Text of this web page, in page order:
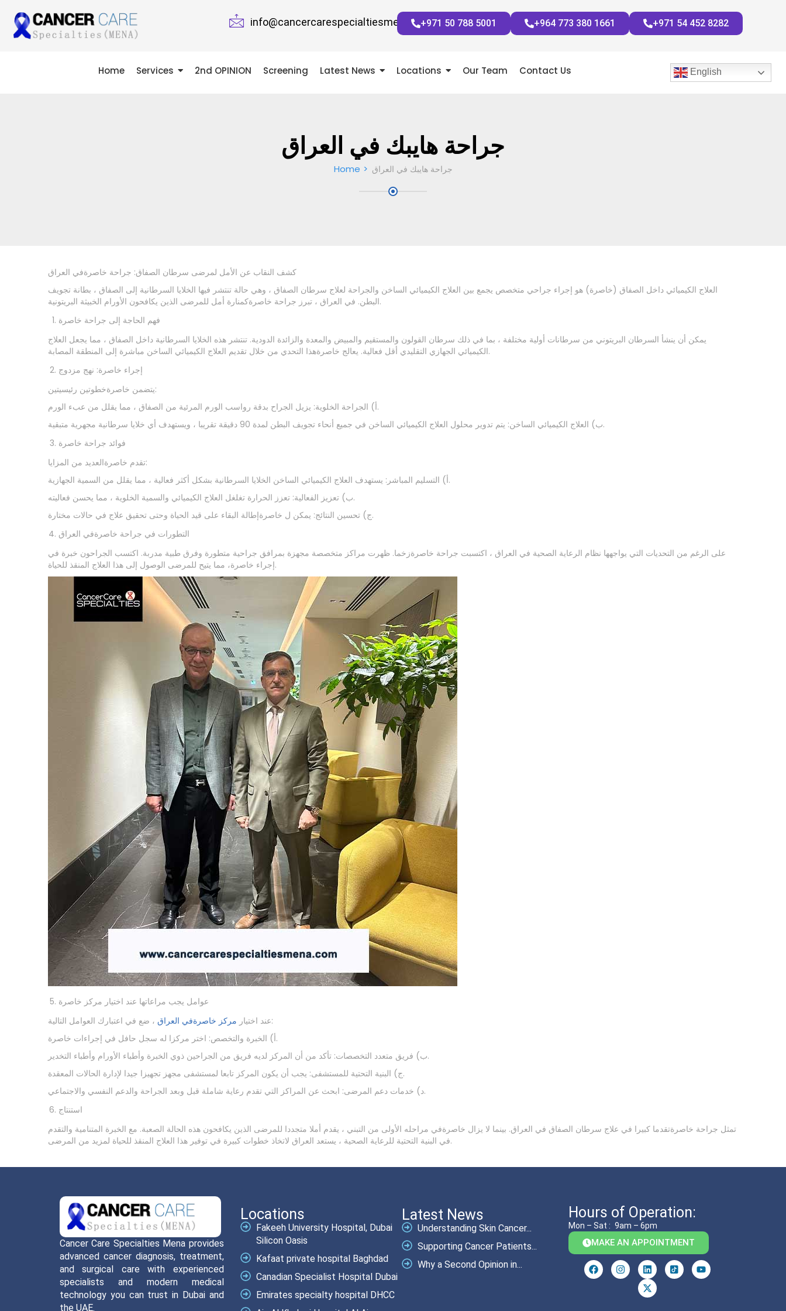
info@cancercarespecialtiesmena.com+971 50 788 5001 +964 773 380 1661 +971 54 452 8282
Home Services 2nd OPINION Screening Latest News Locations Our Team Contact Us English
جراحة هايبك في العراق
Home جراحة هايبك في العراق
كشف النقاب عن الأمل لمرضى سرطان الصفاق: جراحة خاصرةفي العراق
العلاج الكيميائي داخل الصفاق (خاصرة) هو إجراء جراحي متخصص يجمع بين العلاج الكيميائي الساخن والجراحة لعلاج سرطان الصفاق ، وهي حالة تنتشر فيها الخلايا السرطانية إلى الصفاق ، بطانة تجويف
البطن. في العراق ، تبرز جراحة خاصرةكمنارة أمل للمرضى الذين يكافحون الأورام الخبيثة البريتونية.
فهم الحاجة إلى جراحة خاصرة
يمكن أن ينشأ السرطان البريتوني من سرطانات أولية مختلفة ، بما في ذلك سرطان القولون والمستقيم والمبيض والمعدة والزائدة الدودية. تنتشر هذه الخلايا السرطانية داخل الصفاق ، مما يجعل العلاج
الكيميائي الجهازي التقليدي أقل فعالية. يعالج خاصرةهذا التحدي من خلال تقديم العلاج الكيميائي الساخن مباشرة إلى المنطقة المصابة.
إجراء خاصرة: نهج مزدوج
يتضمن خاصرةخطوتين رئيسيتين:
أ) الجراحة الخلوية: يزيل الجراح بدقة رواسب الورم المرئية من الصفاق ، مما يقلل من عبء الورم.
ب) العلاج الكيميائي الساخن: يتم تدوير محلول العلاج الكيميائي الساخن في جميع أنحاء تجويف البطن لمدة 90 دقيقة تقريبا ، ويستهدف أي خلايا سرطانية مجهرية متبقية.
فوائد جراحة خاصرة
تقدم خاصرةالعديد من المزايا:
أ) التسليم المباشر: يستهدف العلاج الكيميائي الساخن الخلايا السرطانية بشكل أكثر فعالية ، مما يقلل من السمية الجهازية.
ب) تعزيز الفعالية: تعزز الحرارة تغلغل العلاج الكيميائي والسمية الخلوية ، مما يحسن فعاليته.
ج) تحسين النتائج: يمكن ل خاصرةإطالة البقاء على قيد الحياة وحتى تحقيق علاج في حالات مختارة.
التطورات في جراحة خاصرةفي العراق
على الرغم من التحديات التي يواجهها نظام الرعاية الصحية في العراق ، اكتسبت جراحة خاصرةزخما. ظهرت مراكز متخصصة مجهزة بمرافق جراحية متطورة وفرق طبية مدربة. اكتسب الجراحون خبرة في
إجراء خاصرة، مما يتيح للمرضى الوصول إلى هذا العلاج المنقذ للحياة.
عوامل يجب مراعاتها عند اختيار مركز خاصرة
عند اختيار مركز خاصرةفي العراق
، ضع في اعتبارك العوامل التالية:
أ) الخبرة والتخصص: اختر مركزا له سجل حافل في إجراءات خاصرة.
ب) فريق متعدد التخصصات: تأكد من أن المركز لديه فريق من الجراحين ذوي الخبرة وأطباء الأورام وأطباء التخدير.
ج) البنية التحتية للمستشفى: يجب أن يكون المركز تابعا لمستشفى مجهز تجهيزا جيدا لإدارة الحالات المعقدة.
د) خدمات دعم المرضى: ابحث عن المراكز التي تقدم رعاية شاملة قبل وبعد الجراحة والدعم النفسي والاجتماعي.
استنتاج
تمثل جراحة خاصرةتقدما كبيرا في علاج سرطان الصفاق في العراق. بينما لا يزال خاصرةفي مراحله الأولى من التبني ، يقدم أملا متجددا للمرضى الذين يكافحون هذه الحالة الصعبة. مع الخبرة المتنامية والتقدم
في البنية التحتية للرعاية الصحية ، يستعد العراق لاتخاذ خطوات كبيرة في توفير هذا العلاج المنقذ للحياة لمزيد من المرضى.
Cancer Care Specialties Mena provides
advanced cancer diagnosis, treatment,
and surgical care with experienced
specialists and modern medical
technology you can trust in Dubai and
the UAE.
Locations
Fakeeh University Hospital, Dubai
Silicon Oasis
Kafaat private hospital Baghdad
Canadian Specialist Hospital Dubai
Emirates specialty hospital DHCC
Latest News
Understanding Skin Cancer...
Supporting Cancer Patients...
Why a Second Opinion in...
Hours of Operation:
Mon – Sat : 9am – 6pm
MAKE AN APPOINTMENT